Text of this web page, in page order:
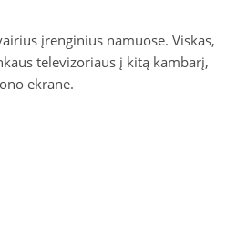
įrenginius namuose. Viskas,
televizoriaus į kitą kambarį,
ekrane.